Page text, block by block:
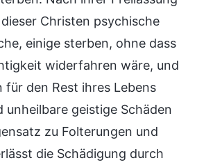
Christen psychische
einige sterben, ohne dass
widerfahren wäre, und
für den Rest ihres Lebens
unheilbare geistige Schäden
zu Folterungen und
die Schädigung durch